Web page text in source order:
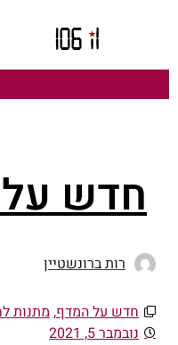
חדש
רות ברונשטיין
חדש על המדף, מתנות
נובמבר 5, 2021